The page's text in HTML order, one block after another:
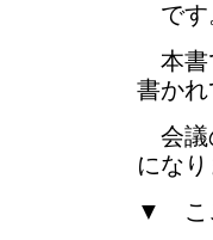
です
本書
書かれ
会議
になり
▼ こ